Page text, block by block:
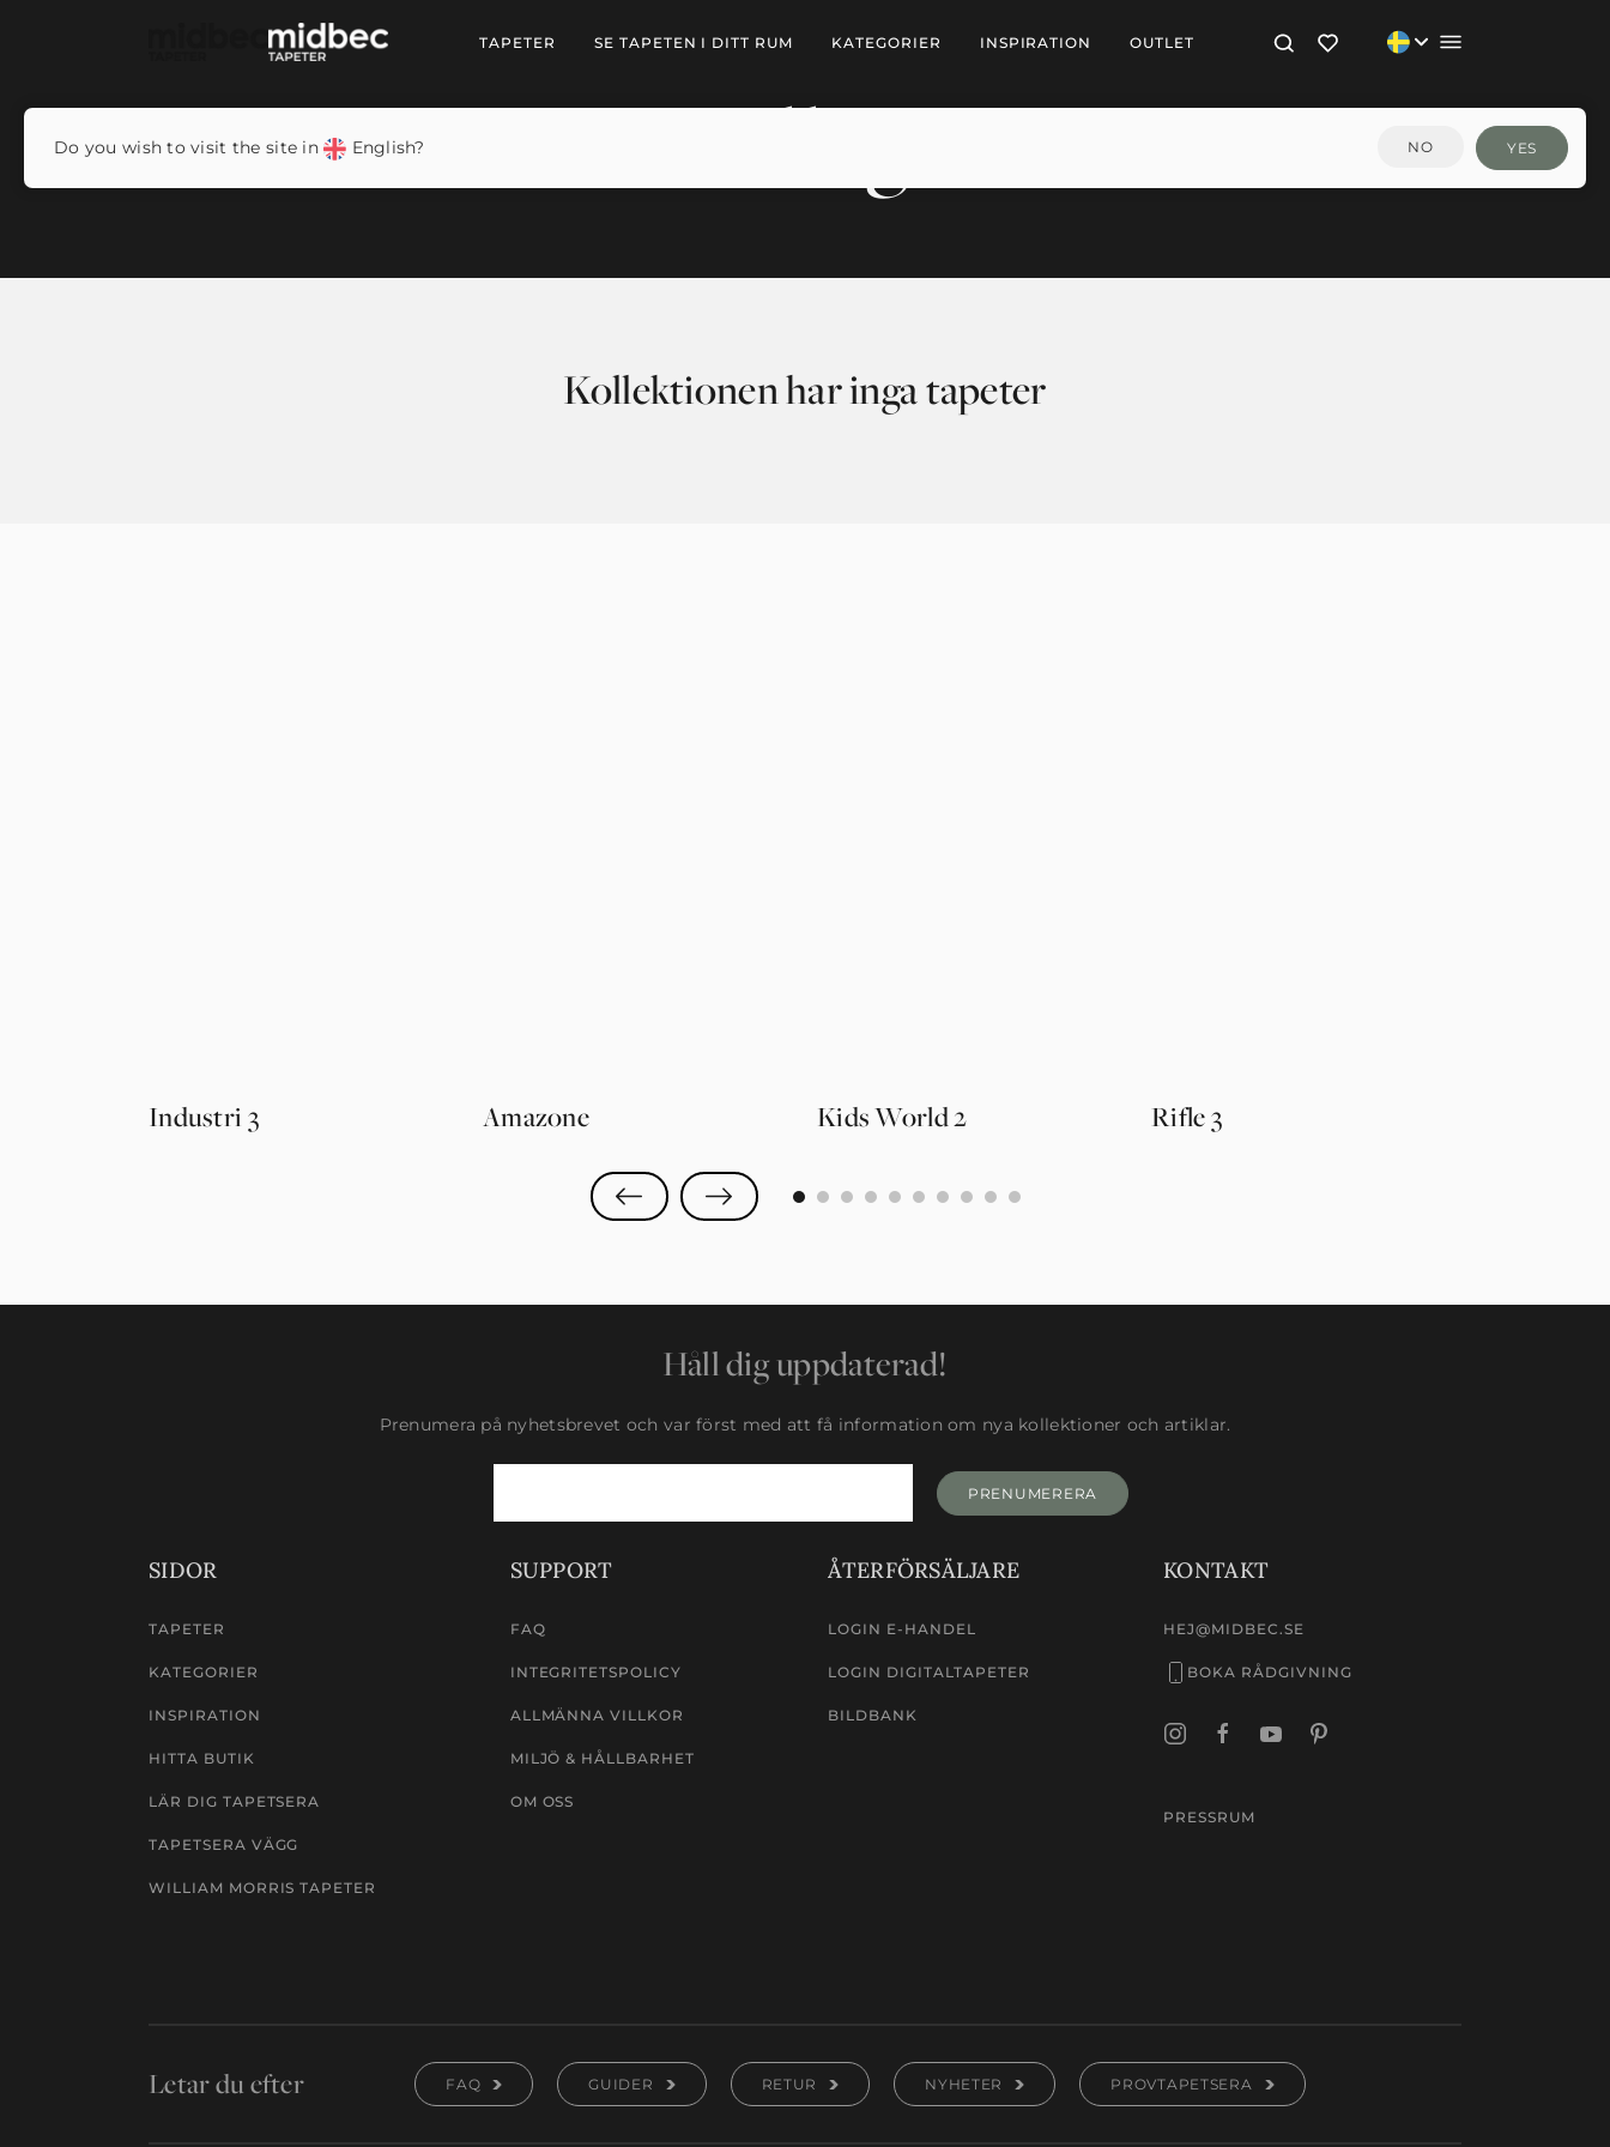
TAPETER SE TAPETEN I DITT RUM KATEGORIER INSPIRATION OUTLET
College
Kollektionen har inga tapeter
Industri 3 Amazone Kids World 2 Rifle 3
0 1 2 3 4 5 6 7 8 9
Håll dig uppdaterad!
Prenumera på nyhetsbrevet och var först med att få information om nya kollektioner och artiklar.
PRENUMERERA
SIDOR
TAPETER
KATEGORIER
INSPIRATION
HITTA BUTIK
LÄR DIG TAPETSERA
TAPETSERA VÄGG
WILLIAM MORRIS TAPETER
SUPPORT
FAQ
INTEGRITETSPOLICY
ALLMÄNNA VILLKOR
MILJÖ & HÅLLBARHET
OM OSS
ÅTERFÖRSÄLJARE
LOGIN E-HANDEL
LOGIN DIGITALTAPETER
BILDBANK
KONTAKT
HEJ@MIDBEC.SE
BOKA RÅDGIVNING
PRESSRUM
Letar du efter FAQ GUIDER RETUR NYHETER PROVTAPETSERA
Do you wish to visit the site in English? NO YES